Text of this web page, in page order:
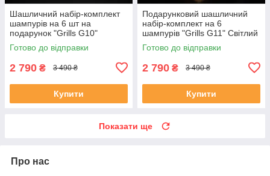
Шашличний набір-комплект
шампурів на 6 шт на
подарунок "Grills G10"
Чорний | 17 предметів +
Гравіювання на замовлення
Готово до відправки
2 790 ₴ 3 490 ₴
Купити
Подарунковий шашличний
набір-комплект на 6
шампурів "Grills G11" Світлий
Готово до відправки
2 790 ₴ 3 490 ₴
Купити
Показати ще
Про нас